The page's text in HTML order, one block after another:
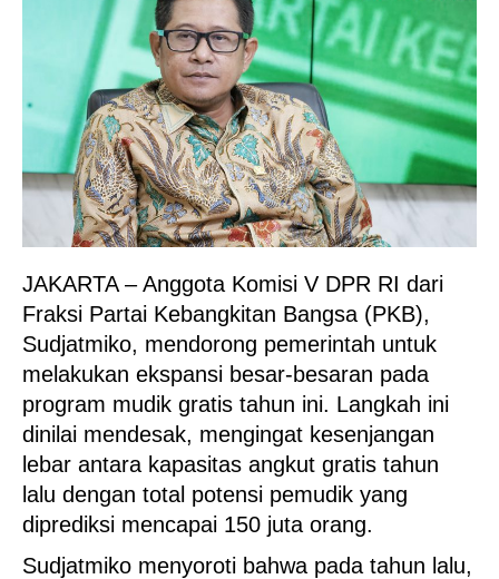
JAKARTA – Anggota Komisi V DPR RI dari
Fraksi Partai Kebangkitan Bangsa (PKB),
Sudjatmiko, mendorong pemerintah untuk
melakukan ekspansi besar-besaran pada
program mudik gratis tahun ini. Langkah ini
dinilai mendesak, mengingat kesenjangan
lebar antara kapasitas angkut gratis tahun
lalu dengan total potensi pemudik yang
diprediksi mencapai 150 juta orang.
Sudjatmiko menyoroti bahwa pada tahun lalu,